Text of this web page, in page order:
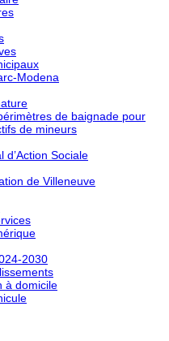
Modena
de baignade pour
de mineurs
d’Action Sociale
de Villeneuve
2030
à domicile